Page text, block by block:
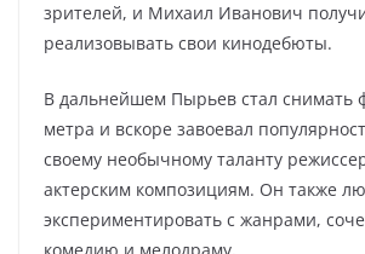
зрителей, и Михаил Иванович
реализовывать свои кинодебюты.
В дальнейшем Пырьев стал снимать
метра и вскоре завоевал
своему необычному таланту
актерским композициям. Он также
экспериментировать с жанрами,